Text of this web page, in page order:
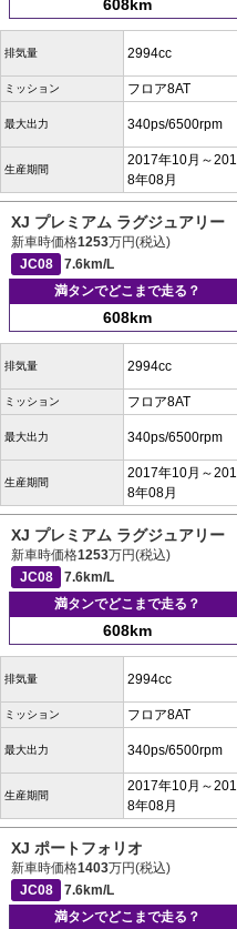
608km
排気量 2994cc
ミッション フロア8AT
最大出力 340ps/6500rpm
生産期間
2017年10月～201
8年08月
XJ プレミアム ラグジュアリー
新車時価格1253万円(税込)
JC08
7.6km/L
満タンでどこまで走る？
608km
排気量 2994cc
ミッション フロア8AT
最大出力 340ps/6500rpm
生産期間
2017年10月～201
8年08月
XJ プレミアム ラグジュアリー
新車時価格1253万円(税込)
JC08
7.6km/L
満タンでどこまで走る？
608km
排気量 2994cc
ミッション フロア8AT
最大出力 340ps/6500rpm
生産期間
2017年10月～201
8年08月
XJ ポートフォリオ
新車時価格1403万円(税込)
JC08
7.6km/L
満タンでどこまで走る？